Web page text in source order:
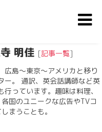
明佳 [記事一覧]
広島〜東京〜アメリカと移り
ー。 通訳、英会話講師など英
っています。趣味は料理、
国のユニークな広告やTVコ
まうことも。